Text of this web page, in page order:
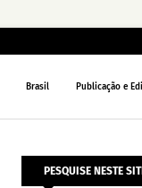
Brasil Publicação e
PESQUISE NESTE